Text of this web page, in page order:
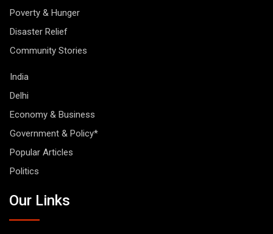
Poverty & Hunger
Disaster Relief
Community Stories
India
Delhi
Economy & Business
Government & Policy*
Popular Articles
Politics
Our Links